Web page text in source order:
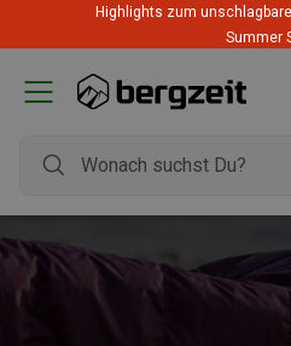
Highlights zum
Summer